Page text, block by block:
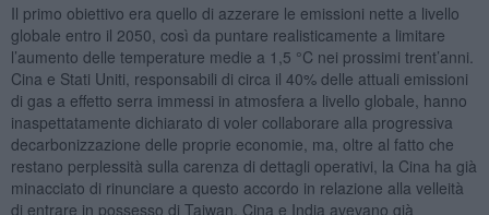
Il primo obiettivo era quello di azzerare le emissioni nette a livello
globale entro il 2050, così da puntare realisticamente a limitare
l’aumento delle temperature medie a 1,5 °C nei prossimi trent’anni.
Cina e Stati Uniti, responsabili di circa il 40% delle attuali emissioni
di gas a effetto serra immessi in atmosfera a livello globale, hanno
inaspettatamente dichiarato di voler collaborare alla progressiva
decarbonizzazione delle proprie economie, ma, oltre al fatto che
restano perplessità sulla carenza di dettagli operativi, la Cina ha già
minacciato di rinunciare a questo accordo in relazione alla velleità
di entrare in possesso di Taiwan. Cina e India avevano già